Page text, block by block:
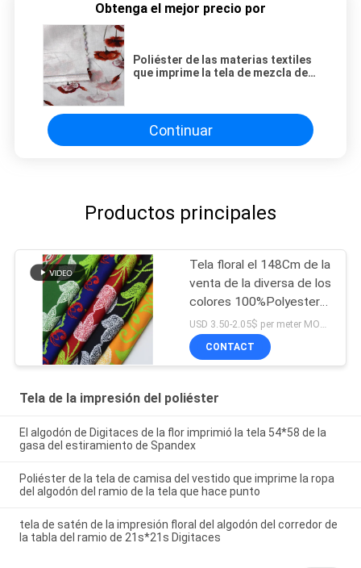
Obtenga el mejor precio por
Poliéster de las materias textiles
que imprime la tela de mezcla de
Continuar
Productos principales
Tela floral el 148Cm de la
venta de la diversa de los
colores 100%Polyester
Digitaces de la moda
impresión caliente del
paño para el vestido
USD 3.50-2.05$ per meter MOQ:1 metro
CONTACT
Tela de la impresión del poliéster
El algodón de Digitaces de la flor imprimió la tela 54*58 de la
gasa del estiramiento de Spandex
Poliéster de la tela de camisa del vestido que imprime la ropa
del algodón del ramio de la tela que hace punto
tela de satén de la impresión floral del algodón del corredor de
la tabla del ramio de 21s*21s Digitaces